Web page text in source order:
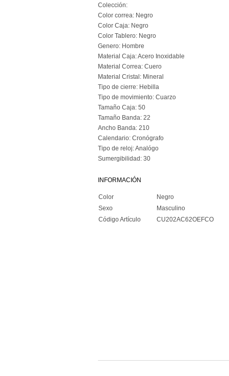
Colección:
Color correa: Negro
Color Caja: Negro
Color Tablero: Negro
Genero: Hombre
Material Caja: Acero Inoxidable
Material Correa: Cuero
Material Cristal: Mineral
Tipo de cierre: Hebilla
Tipo de movimiento: Cuarzo
Tamaño Caja: 50
Tamaño Banda: 22
Ancho Banda: 210
Calendario: Cronógrafo
Tipo de reloj: Analógo
Sumergibilidad: 30
INFORMACIÓN
Color
Negro
Sexo
Masculino
Código Artículo
CU202AC62OEFCO